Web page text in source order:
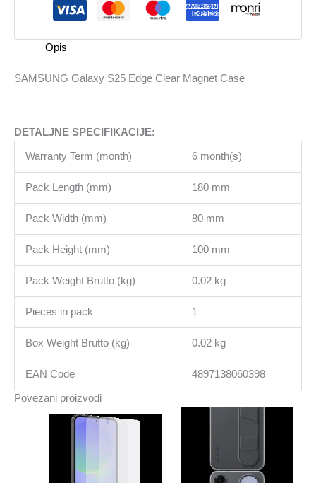
količina
Opis
SAMSUNG Galaxy S25 Edge Clear Magnet Case
DETALJNE SPECIFIKACIJE:
Warranty Term (month) 6 month(s)
Pack Length (mm) 180 mm
Pack Width (mm) 80 mm
Pack Height (mm) 100 mm
Pack Weight Brutto (kg) 0.02 kg
Pieces in pack 1
Box Weight Brutto (kg) 0.02 kg
EAN Code 4897138060398
Povezani proizvodi